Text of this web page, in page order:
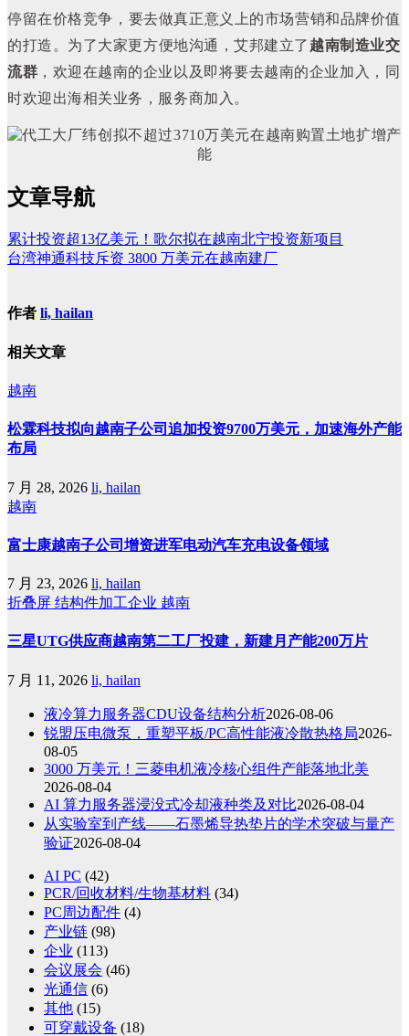
停留在价格竞争，要去做真正意义上的市场营销和品牌价值
的打造。 为了大家更方便地沟通，艾邦建立了越南制造业交
流群 ，欢迎在越南的企业以及即将要去越南的企业加入，同
时欢迎出海相关业务，服务商加入。
文章导航
累计投资超13亿美元！歌尔拟在越南北宁投资新项目
台湾神通科技斥资 3800 万美元在越南建厂
作者 li, hailan
相关文章
越南
松霖科技拟向越南子公司追加投资9700万美元，加速海外产能
布局
7 月 28, 2026 li, hailan
越南
富士康越南子公司增资进军电动汽车充电设备领域
7 月 23, 2026 li, hailan
折叠屏 结构件加工企业 越南
三星UTG供应商越南第二工厂投建，新建月产能200万片
7 月 11, 2026 li, hailan
液冷算力服务器CDU设备结构分析2026-08-06
锐盟压电微泵，重塑平板/PC高性能液冷散热格局2026-
08-05
3000 万美元！三菱电机液冷核心组件产能落地北美
2026-08-04
AI 算力服务器浸没式冷却液种类及对比2026-08-04
从实验室到产线——石墨烯导热垫片的学术突破与量产
验证2026-08-04
AI PC (42)
PCR/回收材料/生物基材料 (34)
PC周边配件 (4)
产业链 (98)
企业 (113)
会议展会 (46)
光通信 (6)
其他 (15)
可穿戴设备 (18)